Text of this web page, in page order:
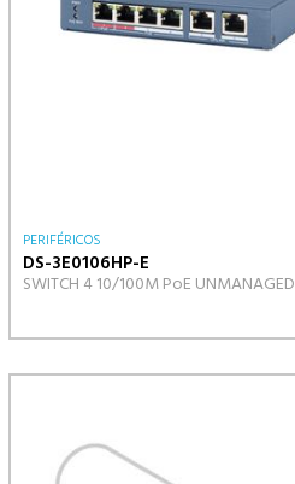
PERIFÉRICOS
DS-3E0106HP-E
SWITCH 4 10/100M PoE UNMANAGED